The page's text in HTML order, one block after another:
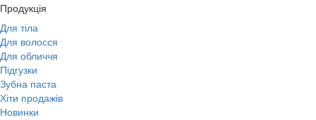
Продукція
Для тіла
Для волосся
Для обличчя
Підгузки
Зубна паста
Хіти продажів
Новинки